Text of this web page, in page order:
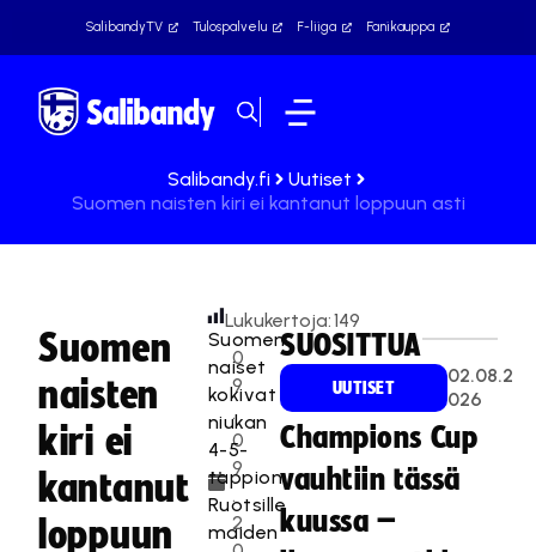
SalibandyTV Tulospalvelu F-liiga Fanikauppa
Salibandy.fi
Uutiset
Suomen naisten kiri ei kantanut loppuun asti
Suomen
naisten
kiri ei
kantanut
loppuun
0
9
.
0
9
.
2
Lukukertoja:149
Suomen
naiset
kokivat
niukan
4-5-
tappion
Ruotsille
maiden
SUOSITTUA
UUTISET
02.08.2
026
Champions Cup
vauhtiin tässä
kuussa –